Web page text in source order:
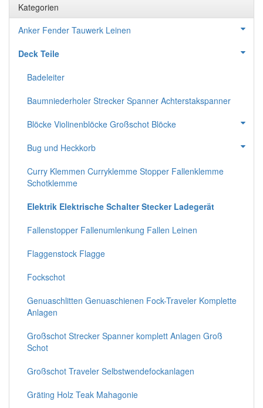
Kategorien
Anker Fender Tauwerk Leinen
Deck Teile
Badeleiter
Baumniederholer Strecker Spanner Achterstakspanner
Blöcke Violinenblöcke Großschot Blöcke
Bug und Heckkorb
Curry Klemmen Curryklemme Stopper Fallenklemme
Schotklemme
Elektrik Elektrische Schalter Stecker Ladegerät
Fallenstopper Fallenumlenkung Fallen Leinen
Flaggenstock Flagge
Fockschot
Genuaschlitten Genuaschienen Fock-Traveler Komplette
Anlagen
Großschot Strecker Spanner komplett Anlagen Groß
Schot
Großschot Traveler Selbstwendefockanlagen
Gräting Holz Teak Mahagonie